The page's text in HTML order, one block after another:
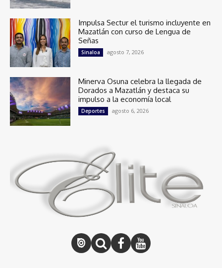
Impulsa Sectur el turismo incluyente en
Mazatlán con curso de Lengua de
Señas
Sinaloa agosto 7, 2026
Minerva Osuna celebra la llegada de
Dorados a Mazatlán y destaca su
impulso a la economía local
Deportes agosto 6, 2026